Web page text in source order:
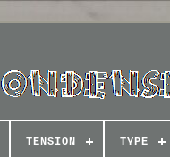
TENSION TYPE